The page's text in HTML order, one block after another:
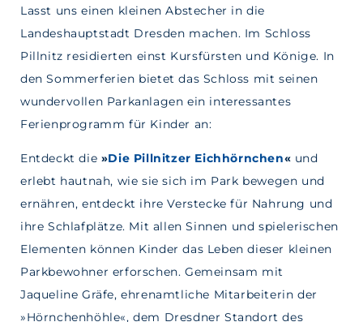
Lasst uns einen kleinen Abstecher in die
Landeshauptstadt Dresden machen. Im Schloss
Pillnitz residierten einst Kursfürsten und Könige. In
den Sommerferien bietet das Schloss mit seinen
wundervollen Parkanlagen ein interessantes
Ferienprogramm für Kinder an:
Entdeckt die »Die Pillnitzer Eichhörnchen« und
erlebt hautnah, wie sie sich im Park bewegen und
ernähren, entdeckt ihre Verstecke für Nahrung und
ihre Schlafplätze. Mit allen Sinnen und spielerischen
Elementen können Kinder das Leben dieser kleinen
Parkbewohner erforschen. Gemeinsam mit
Jaqueline Gräfe, ehrenamtliche Mitarbeiterin der
»Hörnchenhöhle«, dem Dresdner Standort des